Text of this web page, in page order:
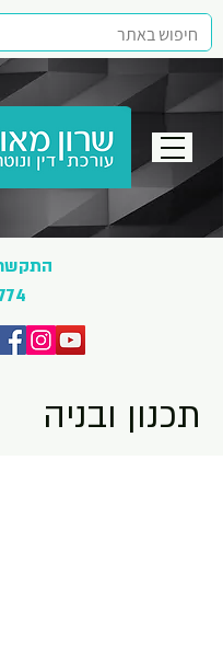
תכנון ובניה